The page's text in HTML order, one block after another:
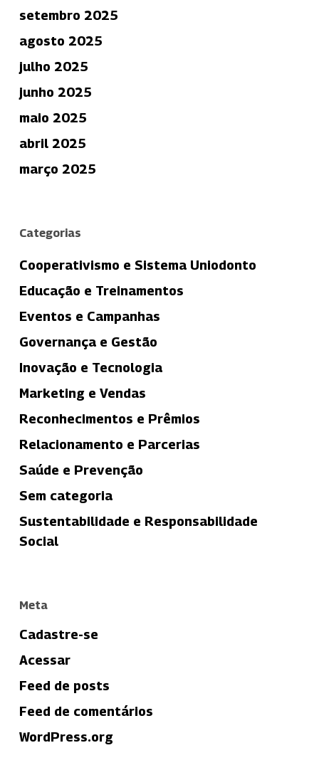
setembro 2025
agosto 2025
julho 2025
junho 2025
maio 2025
abril 2025
março 2025
Categorias
Cooperativismo e Sistema Uniodonto
Educação e Treinamentos
Eventos e Campanhas
Governança e Gestão
Inovação e Tecnologia
Marketing e Vendas
Reconhecimentos e Prêmios
Relacionamento e Parcerias
Saúde e Prevenção
Sem categoria
Sustentabilidade e Responsabilidade
Social
Meta
Cadastre-se
Acessar
Feed de posts
Feed de comentários
WordPress.org